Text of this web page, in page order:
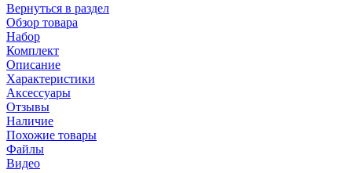
Вернуться в раздел
Обзор товара
Набор
Комплект
Описание
Характеристики
Аксессуары
Отзывы
Наличие
Похожие товары
Файлы
Видео